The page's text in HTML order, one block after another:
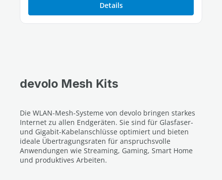
Details
devolo Mesh Kits
Die WLAN-Mesh-Systeme von devolo bringen starkes
Internet zu allen Endgeräten. Sie sind für Glasfaser-
und Gigabit-Kabelanschlüsse optimiert und bieten
ideale Übertragungsraten für anspruchsvolle
Anwendungen wie Streaming, Gaming, Smart Home
und produktives Arbeiten.